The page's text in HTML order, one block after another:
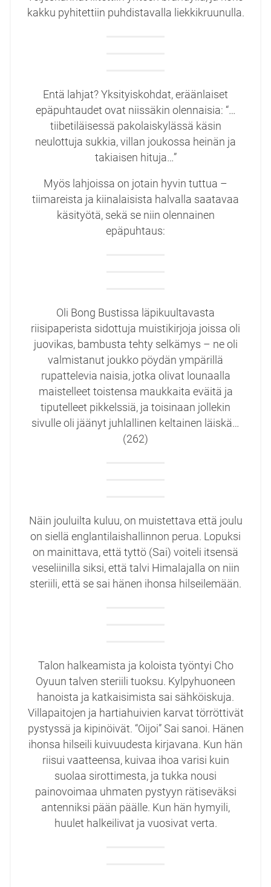
kakku pyhitettiin puhdistavalla liekkikruunulla.
Entä lahjat? Yksityiskohdat, eräänlaiset
epäpuhtaudet ovat niissäkin olennaisia: “…
tiibetiläisessä pakolaiskylässä käsin
neulottuja sukkia, villan joukossa heinän ja
takiaisen hituja…”
Myös lahjoissa on jotain hyvin tuttua –
tiimareista ja kiinalaisista halvalla saatavaa
käsityötä, sekä se niin olennainen
epäpuhtaus:
Oli Bong Bustissa läpikuultavasta
riisipaperista sidottuja muistikirjoja joissa oli
juovikas, bambusta tehty selkämys – ne oli
valmistanut joukko pöydän ympärillä
rupattelevia naisia, jotka olivat lounaalla
maistelleet toistensa maukkaita eväitä ja
tiputelleet pikkelssiä, ja toisinaan jollekin
sivulle oli jäänyt juhlallinen keltainen läiskä…
(262)
Näin jouluilta kuluu, on muistettava että joulu
on siellä englantilaishallinnon perua. Lopuksi
on mainittava, että tyttö (Sai) voiteli itsensä
veseliinilla siksi, että talvi Himalajalla on niin
steriili, että se sai hänen ihonsa hilseilemään.
Talon halkeamista ja koloista työntyi Cho
Oyuun talven steriili tuoksu. Kylpyhuoneen
hanoista ja katkaisimista sai sähköiskuja.
Villapaitojen ja hartiahuivien karvat törröttivät
pystyssä ja kipinöivät. “Oijoi” Sai sanoi. Hänen
ihonsa hilseili kuivuudesta kirjavana. Kun hän
riisui vaatteensa, kuivaa ihoa varisi kuin
suolaa sirottimesta, ja tukka nousi
painovoimaa uhmaten pystyyn rätiseväksi
antenniksi pään päälle. Kun hän hymyili,
huulet halkeilivat ja vuosivat verta.